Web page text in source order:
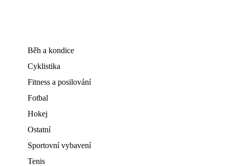
Běh a kondice
Cyklistika
Fitness a posilování
Fotbal
Hokej
Ostatní
Sportovní vybavení
Tenis